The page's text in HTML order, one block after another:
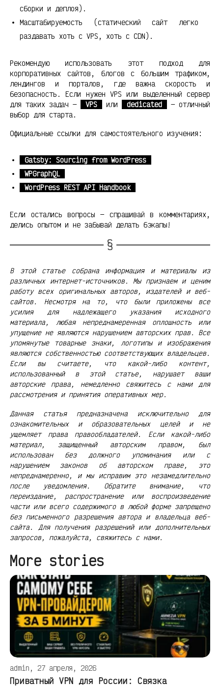
сборки и деплоя).
Масштабируемость (статический сайт легко
раздавать хоть с VPS, хоть с CDN).
Рекомендую использовать этот подход для
корпоративных сайтов, блогов с большим трафиком,
лендингов и порталов, где важна скорость и
безопасность. Если нужен VPS или выделенный сервер
для таких задач —
VPS или dedicated
— отличный
выбор для старта.
Официальные ссылки для самостоятельного изучения:
Gatsby: Sourcing from WordPress
WPGraphQL
WordPress REST API Handbook
Если остались вопросы — спрашивай в комментариях,
делись опытом и не забывай делать бэкапы!
В этой статье собрана информация и материалы из
различных интернет-источников. Мы признаем и ценим
работу всех оригинальных авторов, издателей и веб-
сайтов. Несмотря на то, что были приложены все
усилия для надлежащего указания исходного
материала, любая непреднамеренная оплошность или
упущение не являются нарушением авторских прав. Все
упомянутые товарные знаки, логотипы и изображения
являются собственностью соответствующих владельцев.
Если вы считаете, что какой-либо контент,
использованный в этой статье, нарушает ваши
авторские права, немедленно свяжитесь с нами для
рассмотрения и принятия оперативных мер.
Данная статья предназначена исключительно для
ознакомительных и образовательных целей и не
ущемляет права правообладателей. Если какой-либо
материал, защищенный авторским правом, был
использован без должного упоминания или с
нарушением законов об авторском праве, это
непреднамеренно, и мы исправим это незамедлительно
после уведомления. Обратите внимание, что
переиздание, распространение или воспроизведение
части или всего содержимого в любой форме запрещено
без письменного разрешения автора и владельца веб-
сайта. Для получения разрешений или дополнительных
запросов, пожалуйста, свяжитесь с нами.
More stories
admin, 27 апреля, 2026
Приватный VPN для России: Связка